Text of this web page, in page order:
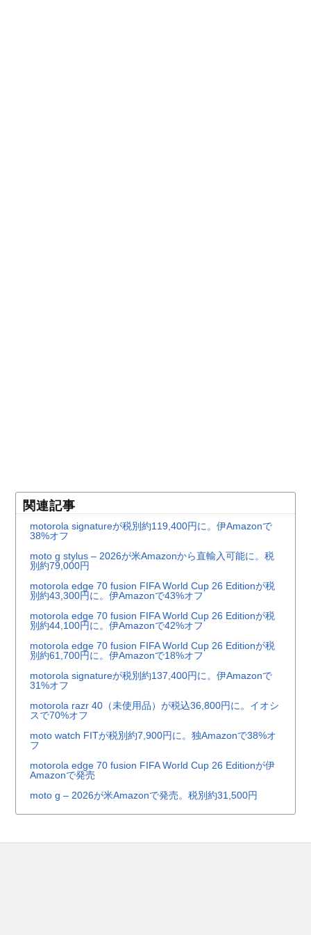
関連記事
motorola signatureが税別約119,400円に。伊Amazonで
38%オフ
moto g stylus – 2026が米Amazonから直輸入可能に。税
別約79,000円
motorola edge 70 fusion FIFA World Cup 26 Editionが税
別約43,300円に。伊Amazonで43%オフ
motorola edge 70 fusion FIFA World Cup 26 Editionが税
別約44,100円に。伊Amazonで42%オフ
motorola edge 70 fusion FIFA World Cup 26 Editionが税
別約61,700円に。伊Amazonで18%オフ
motorola signatureが税別約137,400円に。伊Amazonで
31%オフ
motorola razr 40（未使用品）が税込36,800円に。イオシ
スで70%オフ
moto watch FITが税別約7,900円に。独Amazonで38%オ
フ
motorola edge 70 fusion FIFA World Cup 26 Editionが伊
Amazonで発売
moto g – 2026が米Amazonで発売。税別約31,500円